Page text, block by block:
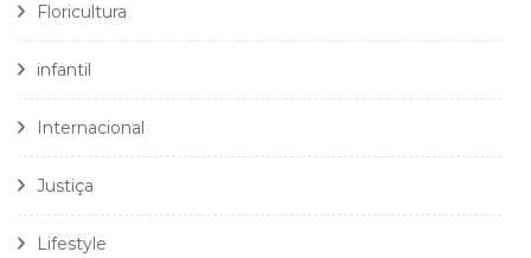
Floricultura
infantil
Internacional
Justiça
Lifestyle